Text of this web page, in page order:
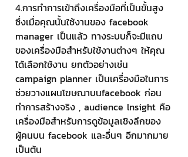
4.การทำการเข้าถึงเครื่องมือที่เป็นขั้นสูง
ซึ่งเมื่อคุณนั้นใช้งานของ facebook
manager เป็นแล้ว ทางระบบก็จะมีแถบ
ของเครื่องมือสำหรับใช้งานต่างๆ ให้คุณ
ได้เลือกใช้งาน ยกตัวอย่างเช่น
campaign planner เป็นเครื่องมือในการ
ช่วยวางแผนโฆษณาบนfacebook ก่อน
ทำการสร้างจริง , audience lnsight คือ
เครื่องมือสำหรับการดูข้อมูลเชิงลึกของ
ผู้คนบน facebook และอื่นๆ อีกมากมาย
เป็นต้น